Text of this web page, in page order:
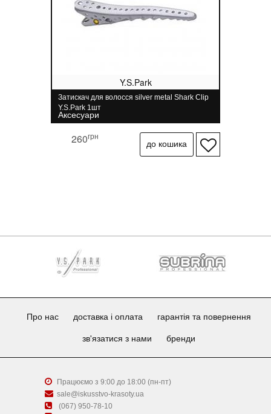
Y.S.Park
Затискач для волосся silver metal Shark Clip
Y.S.Park 1шт
Аксесуари
260грн
Про нас доставка і оплата гарантія та повернення
зв'язатися з нами бренди
Працюємо з 9:00 до 18:00 (пн-пт)
sale@iskusstvo-krasoty.ua
(067) 950-78-10